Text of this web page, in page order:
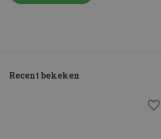
Recent bekeken